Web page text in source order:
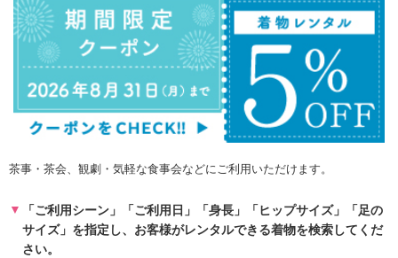
茶事・茶会、観劇・気軽な食事会などにご利用いただけます。
「ご利用シーン」「ご利用日」「身長」「ヒップサイズ」「足の
サイズ」を指定し、お客様がレンタルできる着物を検索してくだ
さい。